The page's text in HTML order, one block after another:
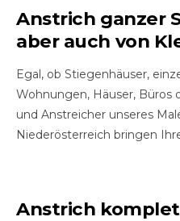
Anstrich ganzer
aber auch von
Egal, ob Stiegenhäuser,
Wohnungen, Häuser, Büros
und Anstreicher unseres
Niederösterreich bringen
Anstrich